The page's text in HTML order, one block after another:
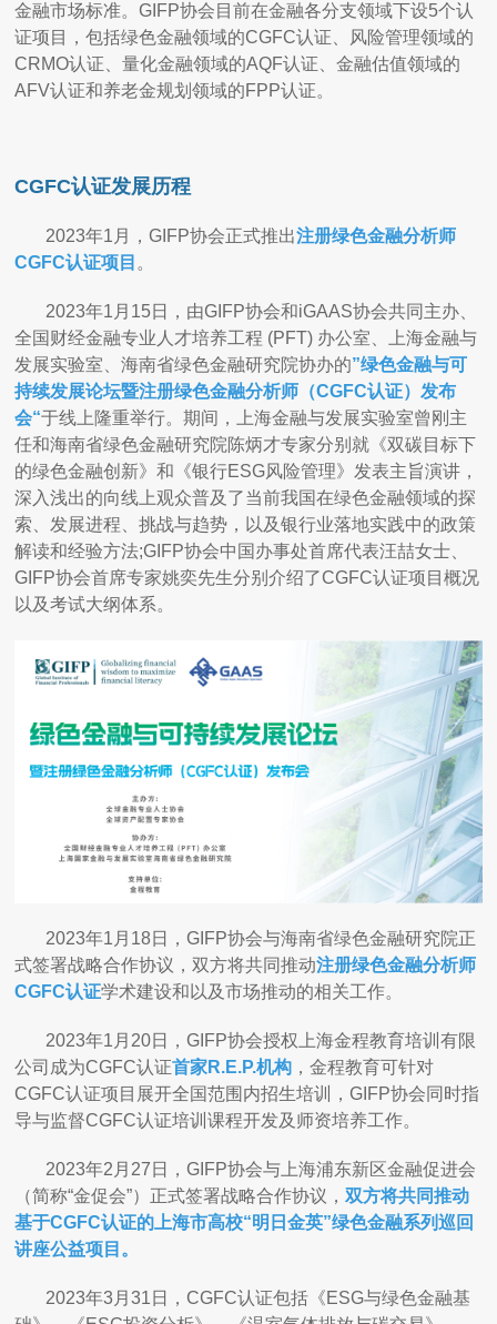
金融市场标准。GIFP协会目前在金融各分支领域下设5个认
证项目，包括绿色金融领域的CGFC认证、风险管理领域的
CRMO认证、量化金融领域的AQF认证、金融估值领域的
AFV认证和养老金规划领域的FPP认证。
CGFC认证发展历程
2023年1月，GIFP协会正式推出注册绿色金融分析师
CGFC认证项目 。
2023年1月15日，由GIFP协会和iGAAS协会共同主办、
全国财经金融专业人才培养工程 (PFT) 办公室、上海金融与
发展实验室、海南省绿色金融研究院协办的”绿色金融与可
持续发展论坛暨注册绿色金融分析师（CGFC认证）发布
会“于线上隆重举行。期间，上海金融与发展实验室曾刚主
任和海南省绿色金融研究院陈炳才专家分别就《双碳目标下
的绿色金融创新》和《银行ESG风险管理》发表主旨演讲，
深入浅出的向线上观众普及了当前我国在绿色金融领域的探
索、发展进程、挑战与趋势，以及银行业落地实践中的政策
解读和经验方法;GIFP协会中国办事处首席代表汪喆女士、
GIFP协会首席专家姚奕先生分别介绍了CGFC认证项目概况
以及考试大纲体系。
2023年1月18日，GIFP协会与海南省绿色金融研究院正
式签署战略合作协议，双方将共同推动注册绿色金融分析师
CGFC认证学术建设和以及市场推动的相关工作。
2023年1月20日，GIFP协会授权上海金程教育培训有限
公司成为CGFC认证首家R.E.P.机构 ，金程教育可针对
CGFC认证项目展开全国范围内招生培训，GIFP协会同时指
导与监督CGFC认证培训课程开发及师资培养工作。
2023年2月27日，GIFP协会与上海浦东新区金融促进会
（简称“金促会”）正式签署战略合作协议，双方将共同推动
基于CGFC认证的上海市高校“明日金英”绿色金融系列巡回
讲座公益项目。
2023年3月31日，CGFC认证包括《ESG与绿色金融基